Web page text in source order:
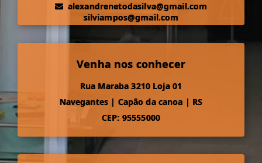
alexandrenetodasilva@gmail.com
silviampos@gmail.com
Venha nos conhecer
Rua Maraba 3210 Loja 01
Navegantes | Capão da canoa | RS
CEP: 95555000